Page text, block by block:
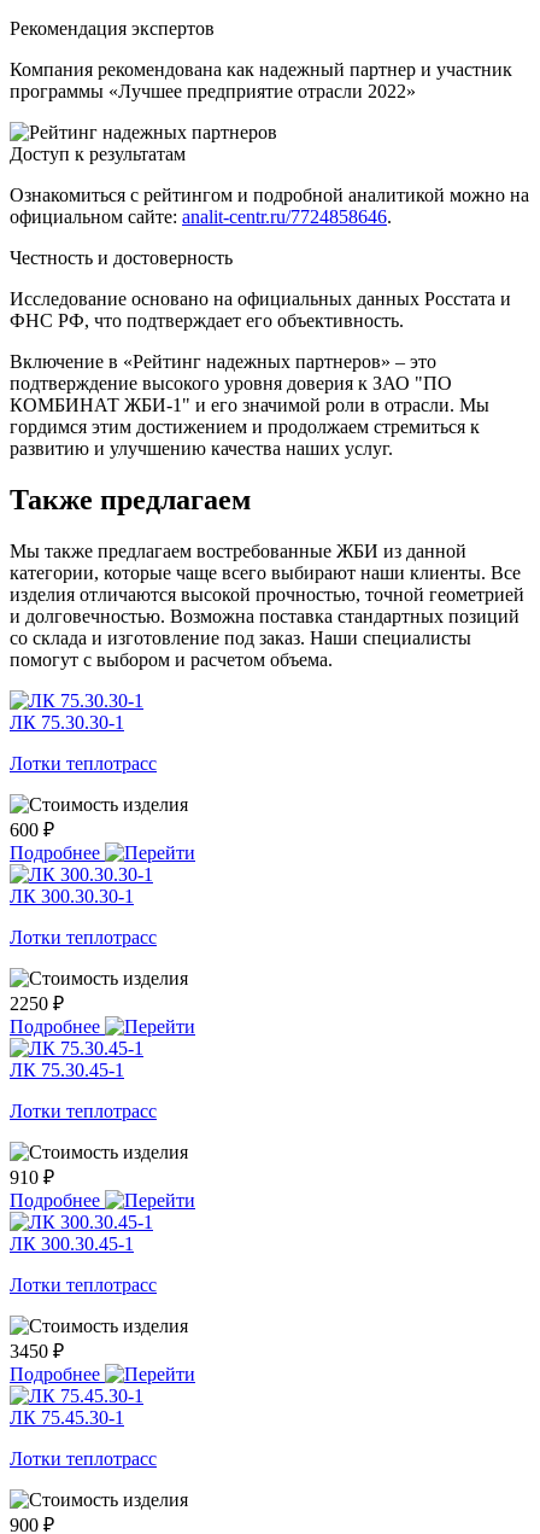
Рекомендация экспертов
Компания рекомендована как надежный партнер и участник
программы «Лучшее предприятие отрасли 2022»
Доступ к результатам
Ознакомиться с рейтингом и подробной аналитикой можно на
официальном сайте: analit-centr.ru/7724858646.
Честность и достоверность
Исследование основано на официальных данных Росстата и
ФНС РФ, что подтверждает его объективность.
Включение в «Рейтинг надежных партнеров» – это
подтверждение высокого уровня доверия к ЗАО "ПО
КОМБИНАТ ЖБИ-1" и его значимой роли в отрасли. Мы
гордимся этим достижением и продолжаем стремиться к
развитию и улучшению качества наших услуг.
Также предлагаем
Мы также предлагаем востребованные ЖБИ из данной
категории, которые чаще всего выбирают наши клиенты. Все
изделия отличаются высокой прочностью, точной геометрией
и долговечностью. Возможна поставка стандартных позиций
со склада и изготовление под заказ. Наши специалисты
помогут с выбором и расчетом объема.
ЛК 75.30.30-1
Лотки теплотрасс
600 ₽
Подробнее
ЛК 300.30.30-1
Лотки теплотрасс
2250 ₽
Подробнее
ЛК 75.30.45-1
Лотки теплотрасс
910 ₽
Подробнее
ЛК 300.30.45-1
Лотки теплотрасс
3450 ₽
Подробнее
ЛК 75.45.30-1
Лотки теплотрасс
900 ₽